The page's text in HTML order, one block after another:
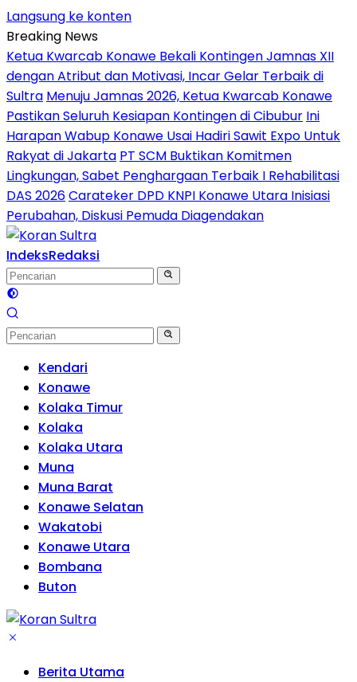
Langsung ke konten
Breaking News
Ketua Kwarcab Konawe Bekali Kontingen Jamnas XII
dengan Atribut dan Motivasi, Incar Gelar Terbaik di
Sultra Menuju Jamnas 2026, Ketua Kwarcab Konawe
Pastikan Seluruh Kesiapan Kontingen di Cibubur Ini
Harapan Wabup Konawe Usai Hadiri Sawit Expo Untuk
Rakyat di Jakarta PT SCM Buktikan Komitmen
Lingkungan, Sabet Penghargaan Terbaik I Rehabilitasi
DAS 2026Carateker DPD KNPI Konawe Utara Inisiasi
Perubahan, Diskusi Pemuda Diagendakan
IndeksRedaksi
Kendari
Konawe
Kolaka Timur
Kolaka
Kolaka Utara
Muna
Muna Barat
Konawe Selatan
Wakatobi
Konawe Utara
Bombana
Buton
Berita Utama